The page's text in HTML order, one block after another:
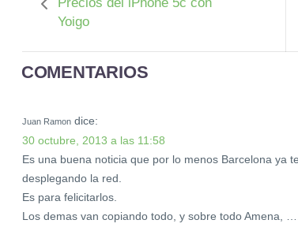
Precios del iPhone 5c con
Yoigo
COMENTARIOS
Juan Ramon dice:
30 octubre, 2013 a las 11:58
Es una buena noticia que por lo menos Barcelona ya
desplegando la red.
Es para felicitarlos.
Los demas van copiando todo, y sobre todo Amena, ….